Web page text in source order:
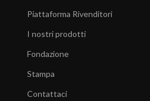
Piattaforma Rivenditori
I nostri prodotti
Fondazione
Stampa
Contattaci